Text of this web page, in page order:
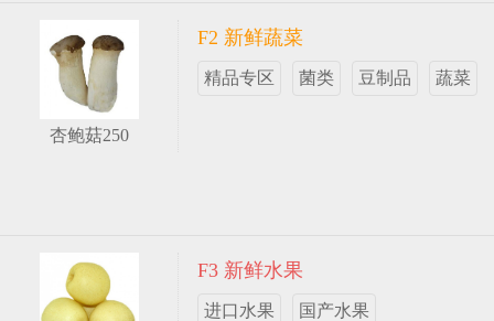
杏鲍菇250
F2 新鲜蔬菜
精品专区 菌类 豆制品 蔬菜
F3 新鲜水果
进口水果 国产水果